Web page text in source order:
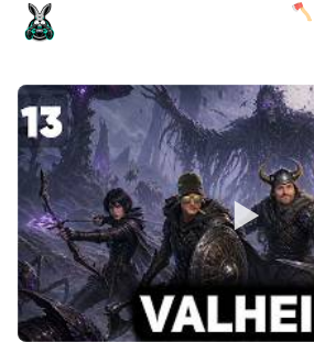
Готовимся к бою с Королевой 🪓